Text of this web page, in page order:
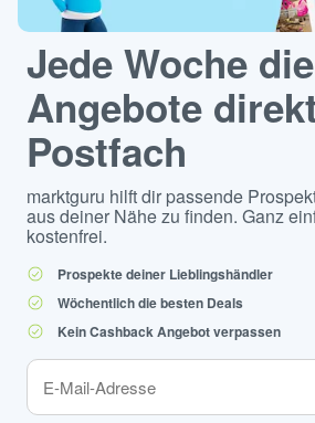
Jede Woche
Angebote
Postfach
marktguru hilft dir passende
aus deiner Nähe zu finden. Ganz
kostenfrei.
Prospekte deiner Lieblingshändler
Wöchentlich die besten Deals
Kein Cashback Angebot verpassen